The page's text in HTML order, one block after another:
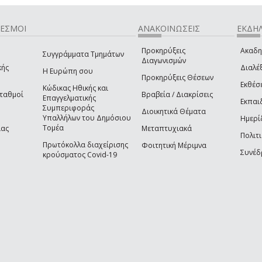
Συγγράμματα Τμημάτων
Η Ευρώπη σου
Κώδικας Ηθικής και
Επαγγελματικής
Συμπεριφοράς
Υπαλλήλων του Δημόσιου
Τομέα
Πρωτόκολλα διαχείρισης
κρούσματος Covid-19
ΑΝΑΚΟΙΝΩΣΕΙΣ
Προκηρύξεις
Διαγωνισμών
Προκηρύξεις Θέσεων
Βραβεία / Διακρίσεις
Διοικητικά Θέματα
Μεταπτυχιακά
Φοιτητική Μέριμνα